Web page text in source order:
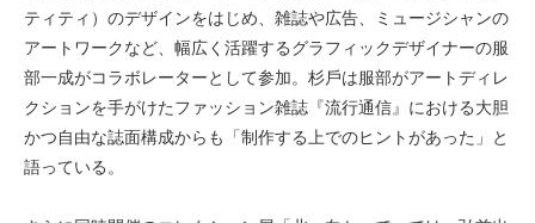
ティティ）のデザインをはじめ、雑誌や広告、ミュージシャンの
アートワークなど、幅広く活躍するグラフィックデザイナーの服
部⼀成がコラボレーターとして参加。杉⼾は服部がアートディレ
クションを手がけたファッション雑誌『流⾏通信』における⼤胆
かつ⾃由な誌⾯構成からも「制作する上でのヒントがあった」と
語っている。